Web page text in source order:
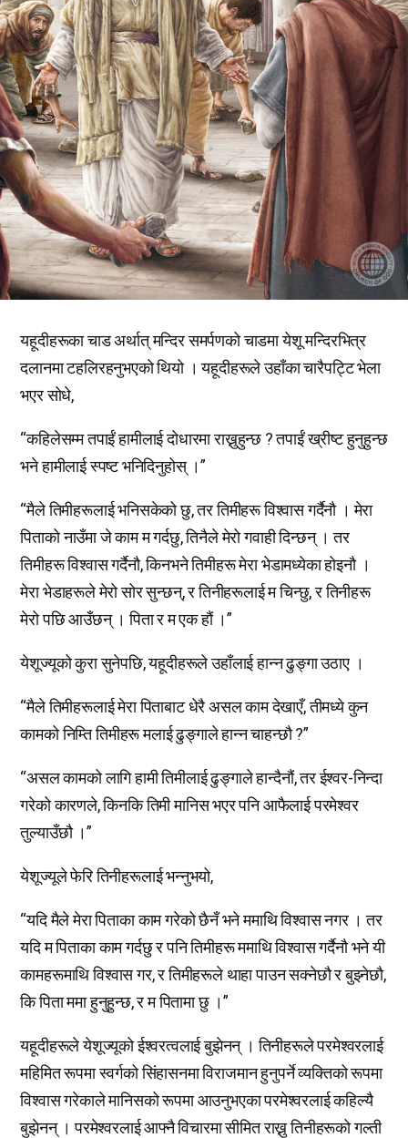
यहूदीहरूका चाड अर्थात् मन्दिर समर्पणको चाडमा येशू मन्दिरभित्र
दलानमा टहलिरहनुभएको थियो । यहूदीहरूले उहाँका चारैपट्टि भेला
भएर सोधे,
“कहिलेसम्म तपाईं हामीलाई दोधारमा राख्नुहुन्छ ? तपाईं ख्रीष्ट हुनुहुन्छ
भने हामीलाई स्पष्ट भनिदिनुहोस् ।”
“मैले तिमीहरूलाई भनिसकेको छु, तर तिमीहरू विश्वास गर्दैनौ । मेरा
पिताको नाउँमा जे काम म गर्दछु, तिनैले मेरो गवाही दिन्छन् । तर
तिमीहरू विश्वास गर्दैनौ, किनभने तिमीहरू मेरा भेडामध्येका होइनौ ।
मेरा भेडाहरूले मेरो सोर सुन्छन्, र तिनीहरूलाई म चिन्छु, र तिनीहरू
मेरो पछि आउँछन् । पिता र म एक हौं ।”
येशूज्यूको कुरा सुनेपछि, यहूदीहरूले उहाँलाई हान्न ढुङ्गा उठाए ।
“मैले तिमीहरूलाई मेरा पिताबाट धेरै असल काम देखाएँ, तीमध्ये कुन
कामको निम्ति तिमीहरू मलाई ढुङ्गाले हान्न चाहन्छौ ?”
“असल कामको लागि हामी तिमीलाई ढुङ्गाले हान्दैनौं, तर ईश्वर-निन्दा
गरेको कारणले, किनकि तिमी मानिस भएर पनि आफैलाई परमेश्वर
तुल्याउँछौ ।”
येशूज्यूले फेरि तिनीहरूलाई भन्नुभयो,
“यदि मैले मेरा पिताका काम गरेको छैनँ भने ममाथि विश्वास नगर । तर
यदि म पिताका काम गर्दछु र पनि तिमीहरू ममाथि विश्वास गर्दैनौ भने यी
कामहरूमाथि विश्वास गर, र तिमीहरूले थाहा पाउन सक्नेछौ र बुझ्नेछौ,
कि पिता ममा हुनुहुन्छ, र म पितामा छु ।”
यहूदीहरूले येशूज्यूको ईश्वरत्वलाई बुझेनन् । तिनीहरूले परमेश्वरलाई
महिमित रूपमा स्वर्गको सिंहासनमा विराजमान हुनुपर्ने व्यक्तिको रूपमा
विश्वास गरेकाले मानिसको रूपमा आउनुभएका परमेश्वरलाई कहिल्यै
बुझेनन् । परमेश्वरलाई आफ्नै विचारमा सीमित राख्नु तिनीहरूको गल्ती